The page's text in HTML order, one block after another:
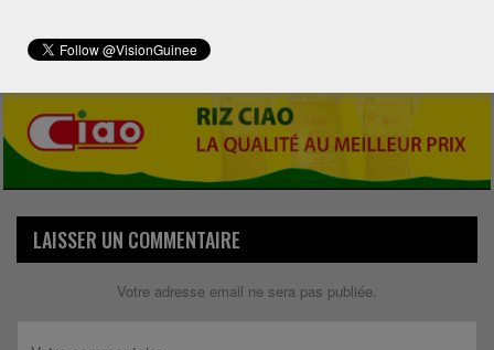
LAISSER UN COMMENTAIRE
Votre adresse email ne sera pas publiée.